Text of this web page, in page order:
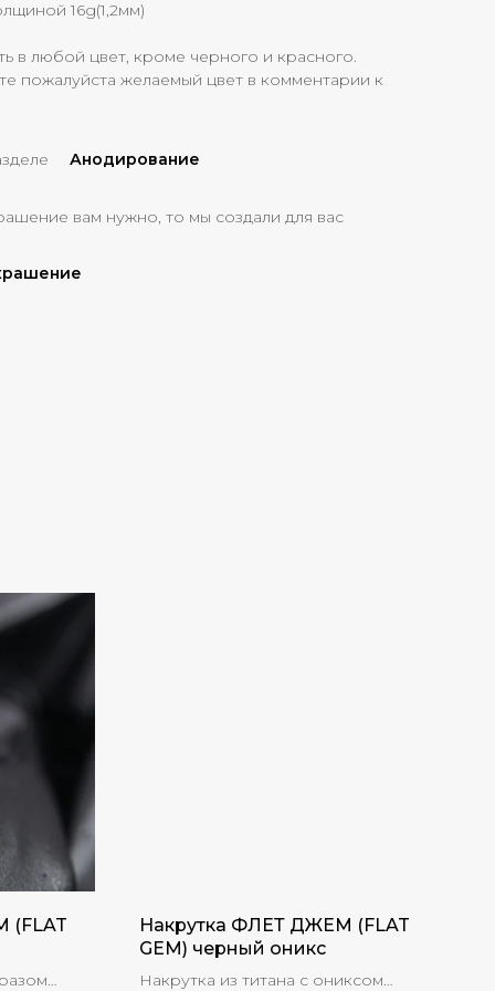
16g(1,2мм)
в любой цвет, кроме черного и красного.
пожалуйста желаемый цвет в комментарии к
Анодирование
вам нужно, то мы создали для вас
(FLAT
Накрутка ФЛЕТ ДЖЕМ (FLAT
GEM) черный оникс
Накрутка из титана с ониксом